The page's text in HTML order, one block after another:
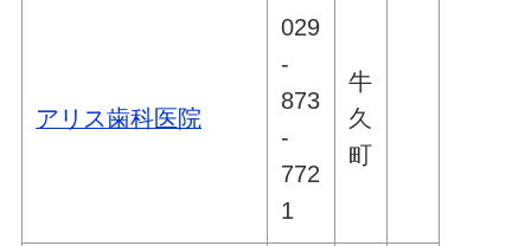
アリス歯科医院
029
-
873
-
772
1
牛
久
町